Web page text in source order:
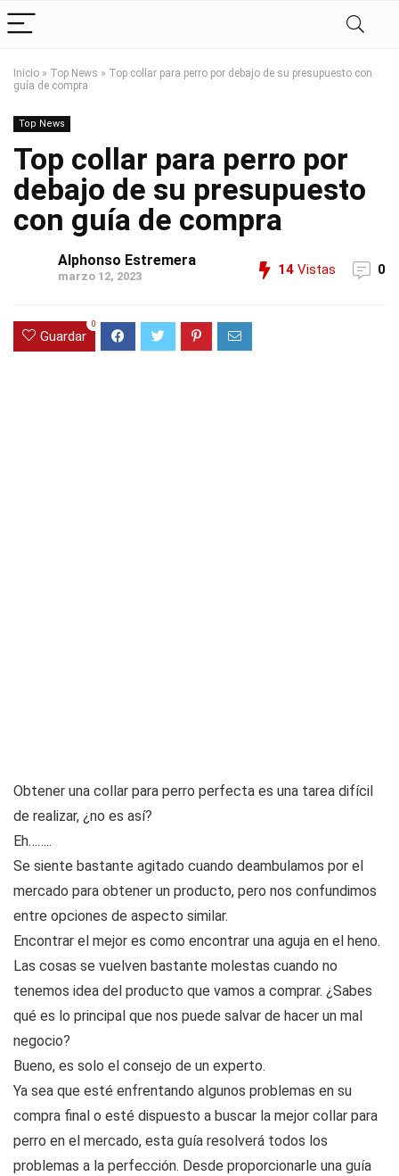
Inicio » Top News » Top collar para perro por debajo de su presupuesto con
guía de compra
Top News
Top collar para perro por
debajo de su presupuesto
con guía de compra
Alphonso Estremera
marzo 12, 2023 14 Vistas 0
Guardar
0
Obtener una collar para perro perfecta es una tarea difícil
de realizar, ¿no es así?
Eh……..
Se siente bastante agitado cuando deambulamos por el
mercado para obtener un producto, pero nos confundimos
entre opciones de aspecto similar.
Encontrar el mejor es como encontrar una aguja en el heno.
Las cosas se vuelven bastante molestas cuando no
tenemos idea del producto que vamos a comprar. ¿Sabes
qué es lo principal que nos puede salvar de hacer un mal
negocio?
Bueno, es solo el consejo de un experto.
Ya sea que esté enfrentando algunos problemas en su
compra final o esté dispuesto a buscar la mejor collar para
perro en el mercado, esta guía resolverá todos los
problemas a la perfección. Desde proporcionarle una guía